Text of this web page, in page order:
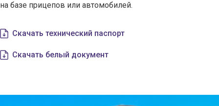
на базе прицепов или автомобилей.
Скачать технический паспорт
Скачать белый документ